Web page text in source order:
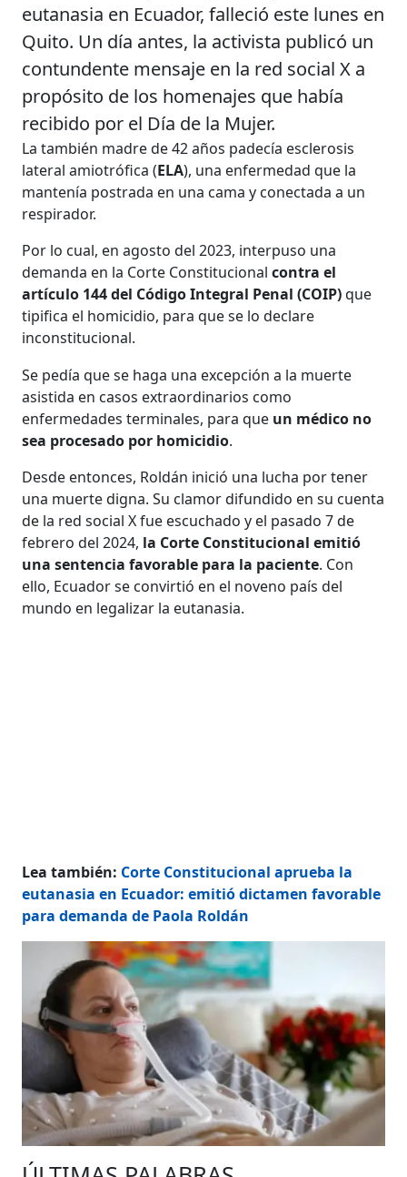
eutanasia en Ecuador, falleció este lunes en
Quito. Un día antes, la activista publicó un
contundente mensaje en la red social X a
propósito de los homenajes que había
recibido por el Día de la Mujer.
La también madre de 42 años padecía esclerosis
lateral amiotrófica (ELA), una enfermedad que la
mantenía postrada en una cama y conectada a un
respirador.
Por lo cual, en agosto del 2023, interpuso una
demanda en la Corte Constitucionalcontra el
artículo 144 del Código Integral Penal (COIP)que
tipifica el homicidio, para que se lo declare
inconstitucional.
Se pedía que se haga una excepción a la muerte
asistida en casos extraordinarios como
enfermedades terminales, para que un médico no
sea procesado por homicidio.
Desde entonces, Roldán inició una lucha por tener
una muerte digna. Su clamor difundido en su cuenta
de la red social X fue escuchado y el pasado 7 de
febrero del 2024, la Corte Constitucional emitió
una sentencia favorable para la paciente. Con
ello, Ecuador se convirtió en el noveno país del
mundo en legalizar la eutanasia.
Lea también: Corte Constitucional aprueba la
eutanasia en Ecuador: emitió dictamen favorable
para demanda de Paola Roldán